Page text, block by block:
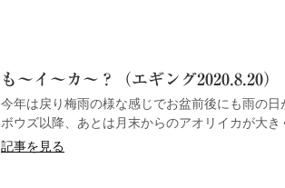
も～イ～カ～？（エギング2020.8.20）
今年は戻り梅雨の様な感じでお盆前後にも雨の
ボウズ以降、あとは月末からのアオリイカが大き
記事を見る